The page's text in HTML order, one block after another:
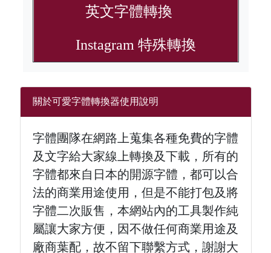
英文字體轉換
Instagram 特殊轉換
關於可愛字體轉換器使用說明
字體團隊在網路上蒐集各種免費的字體
及文字給大家線上轉換及下載，所有的
字體都來自日本的開源字體，都可以合
法的商業用途使用，但是不能打包及將
字體二次販售，本網站內的工具製作純
屬讓大家方便，因不做任何商業用途及
廠商葉配，故不留下聯繫方式，謝謝大